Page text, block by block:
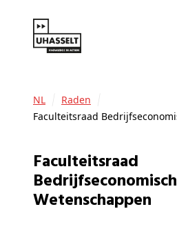
NL
Raden
Faculteitsraad
Faculteitsraad
Wetenschappen